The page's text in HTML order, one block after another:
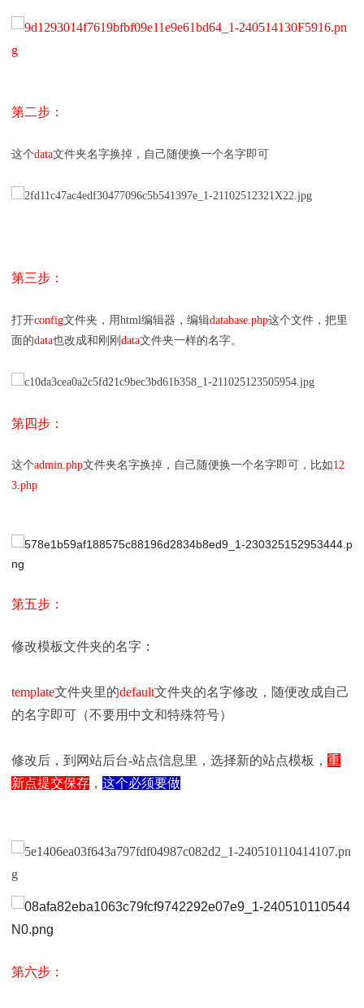
第二步：
这个data文件夹名字换掉，自己随便换一个名字即可
第三步：
打开config文件夹，用html编辑器，编辑database.php这个文件，把里
面的data也改成和刚刚 data文件夹一样的名字。
第四步：
这个admin.php文件夹名字换掉，自己随便换一个名字即可，比如12
3.php
第五步：
修改模板文件夹的名字：
template文件夹里的default文件夹的名字修改，随便改成自己
的名字即可（不要用中文和特殊符号）
修改后，到网站后台-站点信息里，选择新的站点模板， 重
新点提交保存 ， 这个必须要做
第六步：